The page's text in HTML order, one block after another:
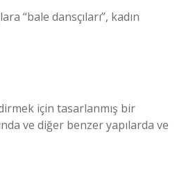
“bale dansçıları”, kadın
için tasarlanmış bir
ve diğer benzer yapılarda ve